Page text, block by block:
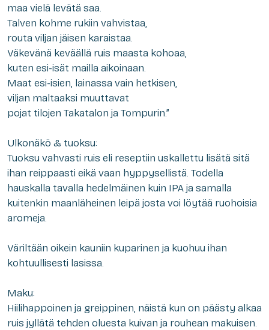
maa vielä levätä saa.
Talven kohme rukiin vahvistaa,
routa viljan jäisen karaistaa.
Väkevänä keväällä ruis maasta kohoaa,
kuten esi-isät mailla aikoinaan.
Maat esi-isien, lainassa vain hetkisen,
viljan maltaaksi muuttavat
pojat tilojen Takatalon ja Tompurin.”
Ulkonäkö & tuoksu:
Tuoksu vahvasti ruis eli reseptiin uskallettu lisätä sitä
ihan reippaasti eikä vaan hyppysellistä. Todella
hauskalla tavalla hedelmäinen kuin IPA ja samalla
kuitenkin maanläheinen leipä josta voi löytää ruohoisia
aromeja.
Väriltään oikein kauniin kuparinen ja kuohuu ihan
kohtuullisesti lasissa.
Maku:
Hiilihappoinen ja greippinen, näistä kun on päästy alkaa
ruis jyllätä tehden oluesta kuivan ja rouhean makuisen.